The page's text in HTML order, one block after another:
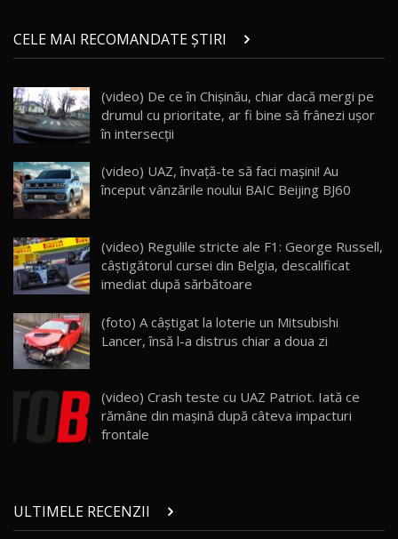
21
Micul BYD Dolphin Surf / Test Drive
AutoBlog.MD
16:59
22
Noua Mazda 6e / Test Drive AutoBlog.MD
26:59
23
Lynk & Co 01 / Test Drive AutoBlog.MD
25:19
24
ZEEKR 009: Cel mai Performant și Confortabil
Van Electric Testat în Moldova / AutoBlog.MD
26:38
25
mai Exclusiv și Puternic Defender Testat în
Moldova
32:21
AutoBlog.MD
10:57
28
Noul Geely Monjaro 2025! Mai ieftin și mai
dotat / Test Drive AutoBlog.MD
CELE MAI RECOMANDATE ȘTIRI
(video) De ce în Chişinău, chiar dacă mergi pe
drumul cu prioritate, ar fi bine să frânezi uşor
în intersecţii
(video) UAZ, învață-te să faci maşini! Au
început vânzările noului BAIC Beijing BJ60
(video) Regulile stricte ale F1: George Russell,
câștigătorul cursei din Belgia, descalificat
imediat după sărbătoare
(foto) A câștigat la loterie un Mitsubishi
Lancer, însă l-a distrus chiar a doua zi
(video) Crash teste cu UAZ Patriot. Iată ce
rămâne din maşină după câteva impacturi
frontale
ULTIMELE RECENZII